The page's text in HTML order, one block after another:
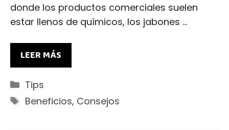
donde los productos comerciales suelen
estar llenos de químicos, los jabones …
LEER MÁS
Categorías
Tips
Etiquetas
Beneficios, Consejos